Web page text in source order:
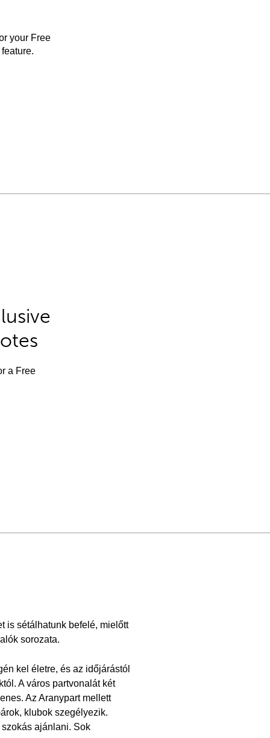
your Free
a Free
is sétálhatunk befelé, mielőtt
sorozata.
kel életre, és az időjárástól
A város partvonalát két
Az Aranypart mellett
klubok szegélyezik.
ajánlani. Sok